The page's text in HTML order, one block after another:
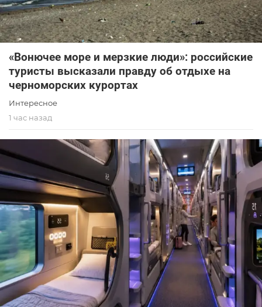
«Вонючее море и мерзкие люди»: российские
туристы высказали правду об отдыхе на
черноморских курортах
Интересное
1 час назад